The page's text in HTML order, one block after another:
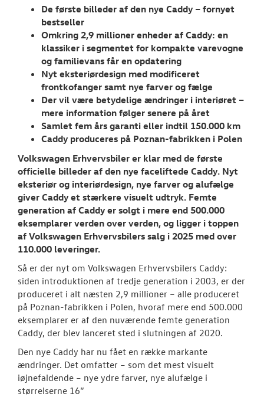
OM OS
De første billeder af den nye Caddy – fornyet
bestseller
Omkring 2,9 millioner enheder af Caddy: en
klassiker i segmentet for kompakte varevogne
og familievans får en opdatering
Nyt eksteriørdesign med modificeret
frontkofanger samt nye farver og fælge
Der vil være betydelige ændringer i interiøret –
mere information følger senere på året
Samlet fem års garanti eller indtil 150.000 km
Caddy produceres på Poznan-fabrikken i Polen
Volkswagen Erhvervsbiler er klar med de første
officielle billeder af den nye faceliftede Caddy. Nyt
eksteriør og interiørdesign, nye farver og alufælge
giver Caddy et stærkere visuelt udtryk. Femte
generation af Caddy er solgt i mere end 500.000
eksemplarer verden over verden, og ligger i toppen
af Volkswagen Erhvervsbilers salg i 2025 med over
110.000 leveringer.
Så er der nyt om Volkswagen Erhvervsbilers Caddy:
siden introduktionen af tredje generation i 2003, er der
produceret i alt næsten 2,9 millioner – alle produceret
på Poznan-fabrikken i Polen, hvoraf mere end 500.000
eksemplarer er af den nuværende femte generation
Caddy, der blev lanceret sted i slutningen af 2020.
Den nye Caddy har nu fået en række markante
ændringer. Det omfatter – som det mest visuelt
iøjnefaldende – nye ydre farver, nye alufælge i
størrelserne 16”